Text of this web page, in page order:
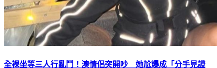
全裸坐等三人行亂鬥！澳情侶突開吵 她尬爆成「分手見證